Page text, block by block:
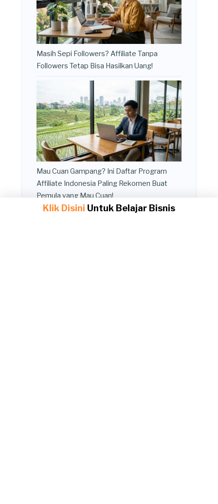
Masih Sepi Followers? Affiliate Tanpa
Followers Tetap Bisa Hasilkan Uang!
Mau Cuan Gampang? Ini Daftar Program
Affiliate Indonesia Paling Rekomen Buat
Pemula yang Mau Cuan!
Klik Disini Untuk Belajar Bisnis